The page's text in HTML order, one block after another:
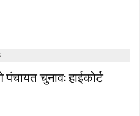
चुनाव: हाईकोर्ट